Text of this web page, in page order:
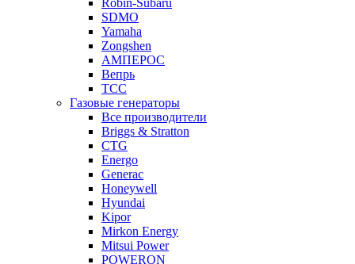
Robin-Subaru
SDMO
Yamaha
Zongshen
АМПЕРОС
Вепрь
ТСС
Газовые генераторы
Все производители
Briggs & Stratton
CTG
Energo
Generac
Honeywell
Hyundai
Kipor
Mirkon Energy
Mitsui Power
POWERON